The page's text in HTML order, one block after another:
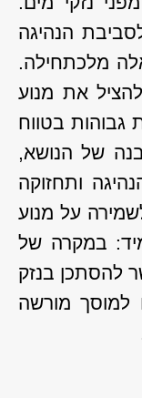
הנהיגה
מלכתחילה.
להציל את מנוע
גבוהות בטווח
של הנושא,
ותחזוקה
על מנוע
במקרה של
להסתכן בנזק
למוסך מורשה